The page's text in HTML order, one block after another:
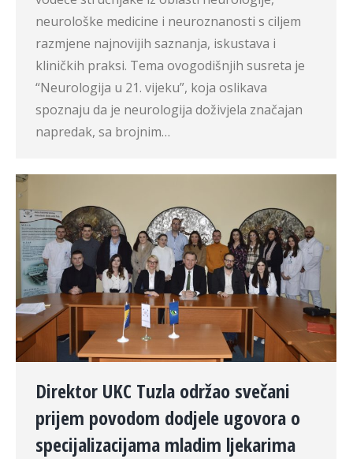
neurološke medicine i neuroznanosti s ciljem
razmjene najnovijih saznanja, iskustava i
kliničkih praksi. Tema ovogodišnjih susreta je
“Neurologija u 21. vijeku”, koja oslikava
spoznaju da je neurologija doživjela značajan
napredak, sa brojnim…
Direktor UKC Tuzla održao svečani
prijem povodom dodjele ugovora o
specijalizacijama mladim ljekarima